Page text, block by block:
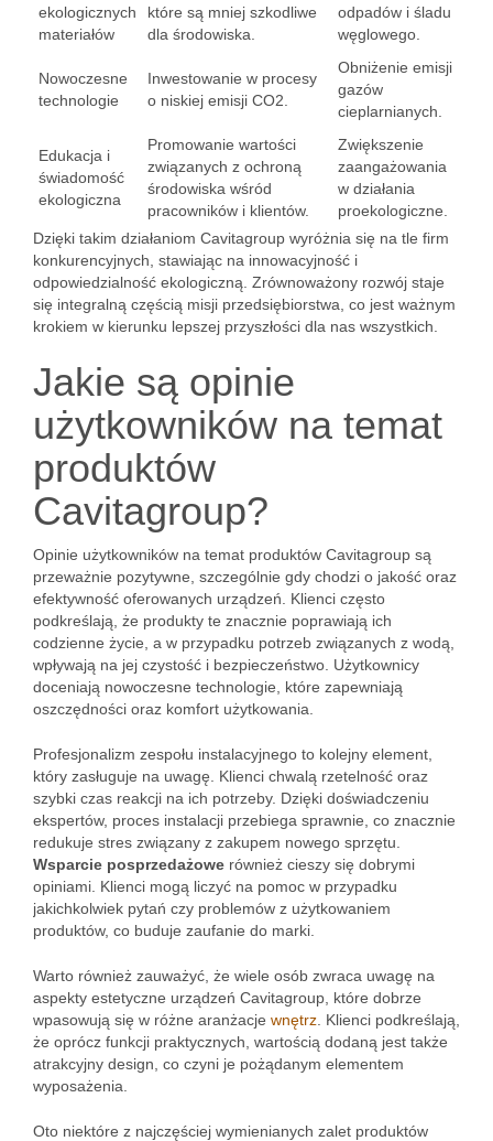
ekologicznych
materiałów
które są mniej szkodliwe
dla środowiska.
odpadów i śladu
węglowego.
Nowoczesne
technologie
Inwestowanie w procesy
o niskiej emisji CO2.
Obniżenie emisji
gazów
cieplarnianych.
Edukacja i
świadomość
ekologiczna
Promowanie wartości
związanych z ochroną
środowiska wśród
pracowników i klientów.
Zwiększenie
zaangażowania
w działania
proekologiczne.
Dzięki takim działaniom Cavitagroup wyróżnia się na tle firm
konkurencyjnych, stawiając na innowacyjność i
odpowiedzialność ekologiczną. Zrównoważony rozwój staje
się integralną częścią misji przedsiębiorstwa, co jest ważnym
krokiem w kierunku lepszej przyszłości dla nas wszystkich.
Jakie są opinie
użytkowników na temat
produktów
Cavitagroup?
Opinie użytkowników na temat produktów Cavitagroup są
przeważnie pozytywne, szczególnie gdy chodzi o jakość oraz
efektywność oferowanych urządzeń. Klienci często
podkreślają, że produkty te znacznie poprawiają ich
codzienne życie, a w przypadku potrzeb związanych z wodą,
wpływają na jej czystość i bezpieczeństwo. Użytkownicy
doceniają nowoczesne technologie, które zapewniają
oszczędności oraz komfort użytkowania.
Profesjonalizm zespołu instalacyjnego to kolejny element,
który zasługuje na uwagę. Klienci chwalą rzetelność oraz
szybki czas reakcji na ich potrzeby. Dzięki doświadczeniu
ekspertów, proces instalacji przebiega sprawnie, co znacznie
redukuje stres związany z zakupem nowego sprzętu.
Wsparcie posprzedażowe również cieszy się dobrymi
opiniami. Klienci mogą liczyć na pomoc w przypadku
jakichkolwiek pytań czy problemów z użytkowaniem
produktów, co buduje zaufanie do marki.
Warto również zauważyć, że wiele osób zwraca uwagę na
aspekty estetyczne urządzeń Cavitagroup, które dobrze
wpasowują się w różne aranżacje wnętrz . Klienci podkreślają,
że oprócz funkcji praktycznych, wartością dodaną jest także
atrakcyjny design, co czyni je pożądanym elementem
wyposażenia.
Oto niektóre z najczęściej wymienianych zalet produktów